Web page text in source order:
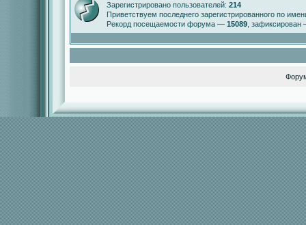
Зарегистрировано пользователей: 214
Приветствуем последнего зарегистрированного по
Рекорд посещаемости форума — 15089 ,